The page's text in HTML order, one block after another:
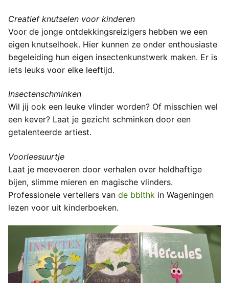
Creatief knutselen voor kinderen
Voor de jonge ontdekkingsreizigers hebben we een
eigen knutselhoek. Hier kunnen ze onder enthousiaste
begeleiding hun eigen insectenkunstwerk maken. Er is
iets leuks voor elke leeftijd.
Insectenschminken
Wil jij ook een leuke vlinder worden? Of misschien wel
een kever? Laat je gezicht schminken door een
getalenteerde artiest.
Voorleesuurtje
Laat je meevoeren door verhalen over heldhaftige
bijen, slimme mieren en magische vlinders.
Professionele vertellers van de bblthk in Wageningen
lezen voor uit kinderboeken.